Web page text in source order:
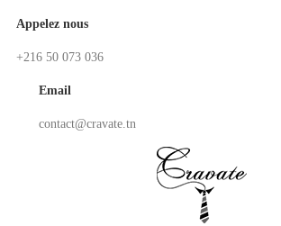
Appelez nous
+216 50 073 036
Email
contact@cravate.tn